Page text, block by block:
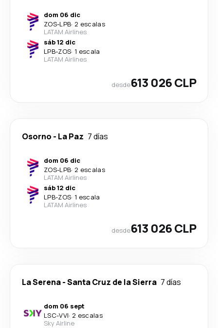
dom 06 dic
ZOS-LPB· 2 escalas
LATAM Airlines
sáb 12 dic
LPB-ZOS· 1 escala
LATAM Airlines
desde613 026 CLP
Osorno - La Paz 7 días
dom 06 dic
ZOS-LPB· 2 escalas
LATAM Airlines
sáb 12 dic
LPB-ZOS· 1 escala
LATAM Airlines
desde613 026 CLP
La Serena-Santa Cruz de la Sierra 7 días
dom 06 sept
LSC-VVI· 2 escalas
Sky Airline